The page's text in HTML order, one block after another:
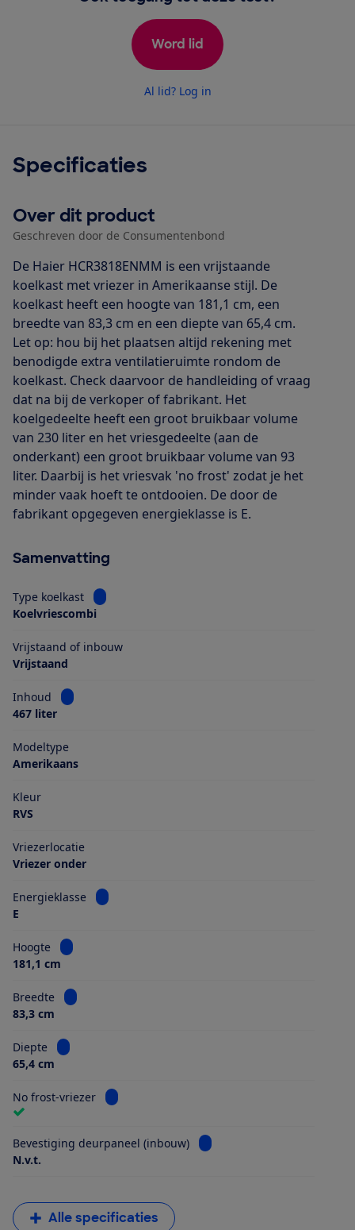
Word lid
Al lid? Log in
Specificaties
Over dit product
Geschreven door de Consumentenbond
De Haier HCR3818ENMM is een vrijstaande
koelkast met vriezer in Amerikaanse stijl. De
koelkast heeft een hoogte van 181,1 cm, een
breedte van 83,3 cm en een diepte van 65,4 cm.
Let op: hou bij het plaatsen altijd rekening met
benodigde extra ventilatieruimte rondom de
koelkast. Check daarvoor de handleiding of vraag
dat na bij de verkoper of fabrikant. Het
koelgedeelte heeft een groot bruikbaar volume
van 230 liter en het vriesgedeelte (aan de
onderkant) een groot bruikbaar volume van 93
liter. Daarbij is het vriesvak 'no frost' zodat je het
minder vaak hoeft te ontdooien. De door de
fabrikant opgegeven energieklasse is E.
Samenvatting
Type koelkast
Bekijk informatie voor Type koelkast
Koelvriescombi
Vrijstaand of inbouw
Vrijstaand
Inhoud
Bekijk informatie voor Inhoud
467 liter
Modeltype
Amerikaans
Kleur
RVS
Vriezerlocatie
Vriezer onder
Energieklasse
Bekijk informatie voor Energieklasse
E
Hoogte
Bekijk informatie voor Hoogte
181,1 cm
Breedte
Bekijk informatie voor Breedte
83,3 cm
Diepte
Bekijk informatie voor Diepte
65,4 cm
No frost-vriezer Bekijk informatie voor No frost-vriezer
Bevestiging deurpaneel (inbouw)
Bekijk informatie voor
N.v.t.
Alle specificaties